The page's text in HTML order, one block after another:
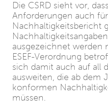
Die CSRD sieht vor,
Anforderungen auch
Nachhaltigkeitsbericht
ausgezeichnet werden
ESEF-Verordnung
sich damit auch auf all
ausweiten, die ab dem
konformen
müssen.